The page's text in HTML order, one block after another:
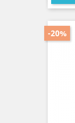
-20%